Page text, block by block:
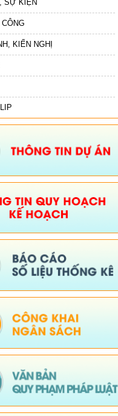
Tổ chức
Truyền thống văn hoá
Tiểu sử tóm tắt và Nhiệm
SỰ KIỆN
CÔNG
KIẾN NGHỊ